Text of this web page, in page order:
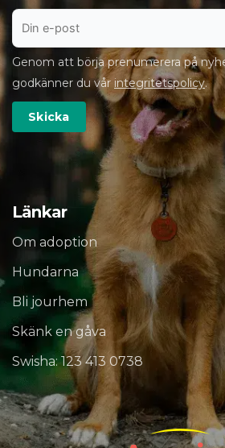
Länkar
Om adoption
Hundarna
Bli jourhem
Skänk en gåva
Swisha: 123 413 0738
Genom att börja prenumerera på
godkänner du vår integritetspolicy.